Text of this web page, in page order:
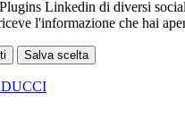
Linkedin di diversi
l'informazione che hai
Salva scelta